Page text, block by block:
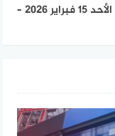
من قبلي لـ بحري.. مواعيد القطارات اليوم الأحد 15 فبراير 2026 –